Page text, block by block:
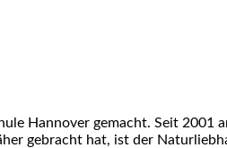
Hannover gemacht. Seit 2001
gebracht hat, ist der